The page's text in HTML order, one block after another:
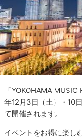
「YOKOHAMA
年12月3日（土）・10
て開催されます。
イベントをお得に楽し